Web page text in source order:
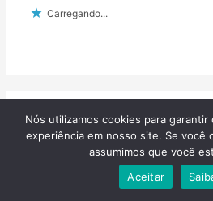
Carregando...
Deixe uma resposta
Nós utilizamos cookies para
experiência em nosso site. Se você
assumimos que você
Aceitar